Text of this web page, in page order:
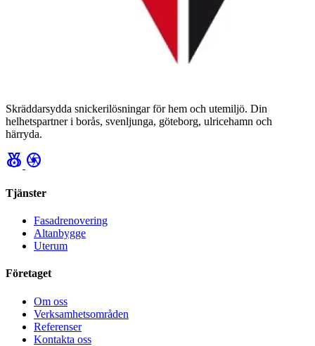
Skräddarsydda snickerilösningar för hem och utemiljö. Din
helhetspartner i borås, svenljunga, göteborg, ulricehamn och
härryda.
social_leaderboard camera
Tjänster
Fasadrenovering
Altanbygge
Uterum
Företaget
Om oss
Verksamhetsområden
Referenser
Kontakta oss